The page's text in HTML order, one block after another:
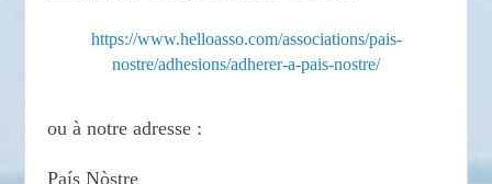
https://www.helloasso.com/associations/pais-
nostre/adhesions/adherer-a-pais-nostre/
ou à notre adresse :
País Nòstre